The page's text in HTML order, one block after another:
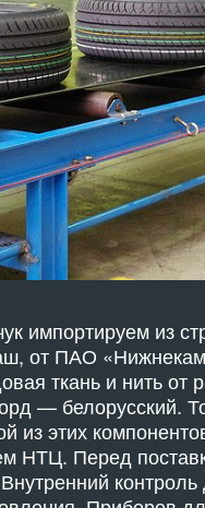
импортируем из
от ПАО
ткань и нить от
— белорусский.
из этих
НТЦ. Перед